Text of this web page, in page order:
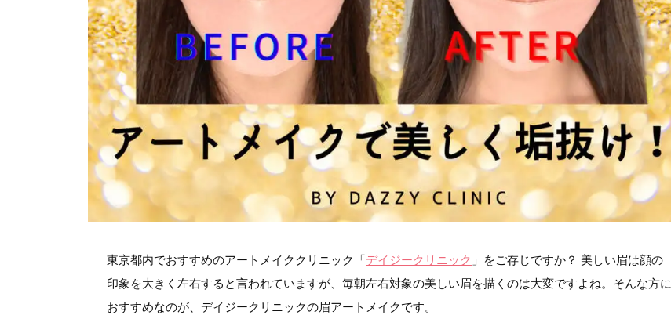
東京都内でおすすめのアートメイククリニック「デイジークリニック 」をご存じですか？ 美しい眉は顔の
印象を大きく左右すると言われていますが、毎朝左右対象の美しい眉を描くのは大変ですよね。そんな方に
おすすめなのが、デイジークリニックの眉アートメイクです。